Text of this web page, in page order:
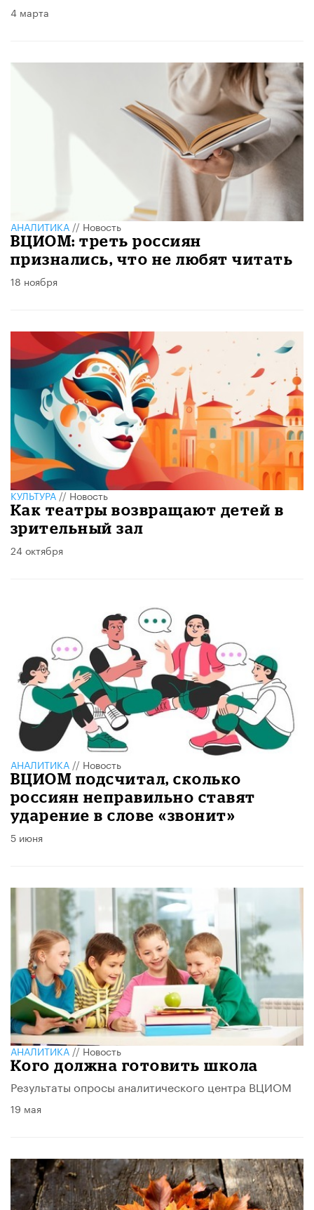
4 марта
АНАЛИТИКА // Новость
ВЦИОМ: треть россиян
признались, что не любят читать
18 ноября
КУЛЬТУРА//Новость
Как театры возвращают детей в
зрительный зал
24 октября
АНАЛИТИКА // Новость
ВЦИОМ подсчитал, сколько
россиян неправильно ставят
ударение в слове «звонит»
5 июня
АНАЛИТИКА//Новость
Кого должна готовить школа
Результаты опросы аналитического центра ВЦИОМ
19 мая